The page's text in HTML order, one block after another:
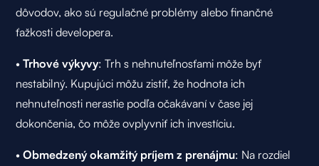
dôvodov, ako sú regulačné problémy alebo finančné
ťažkosti developera.
•Trhové výkyvy: Trh s nehnuteľnosťami môže byť
nestabilný. Kupujúci môžu zistiť, že hodnota ich
nehnuteľnosti nerastie podľa očakávaní v čase jej
dokončenia, čo môže ovplyvniť ich investíciu.
•Obmedzený okamžitý príjem z prenájmu: Na rozdiel